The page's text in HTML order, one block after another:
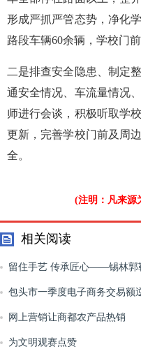
形成严抓严管态势，净化
路段车辆60余辆，学校门
二是排查安全隐患、制定
通安全情况、车流量情况
师进行会谈，积极听取学
更新，完善学校门前及周
全。
(注明：凡来源
相关阅读
留住手艺 传承匠心——锡林郭
心在传承中挖掘民族手工艺巨大
包头市一季度电子商务交易额
网上营销让商都农产品热销
为文明观赛点赞